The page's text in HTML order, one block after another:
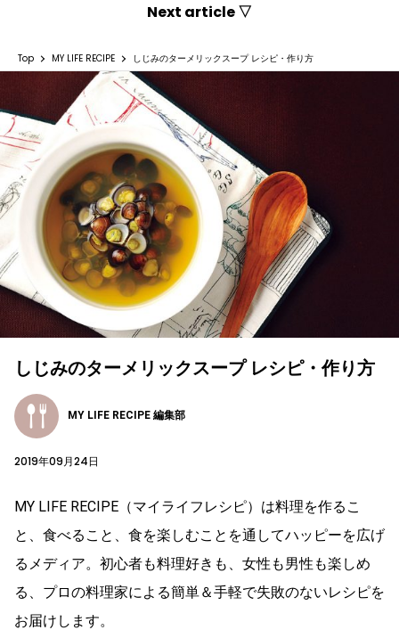
Next article ▽
Top MY LIFE RECIPE しじみのターメリックスープ レシピ・作り方
しじみのターメリックスープ レシピ・作り方
MY LIFE RECIPE 編集部
2019年09月24日
MY LIFE RECIPE（マイライフレシピ）は料理を作るこ
と、食べること、食を楽しむことを通してハッピーを広げ
るメディア。初心者も料理好きも、女性も男性も楽しめ
る、プロの料理家による簡単＆手軽で失敗のないレシピを
お届けします。